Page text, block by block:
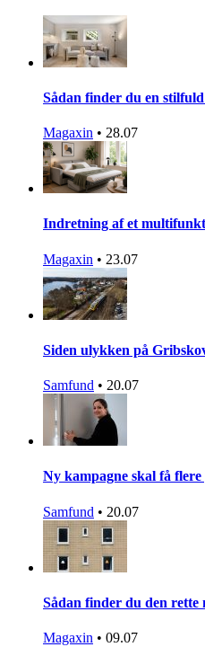
Sådan finder du en stilfuld
Magaxin • 28.07
Indretning af et
Magaxin • 23.07
Siden ulykken på
Samfund • 20.07
Ny kampagne skal få
Samfund • 20.07
Sådan finder du den
Magaxin • 09.07